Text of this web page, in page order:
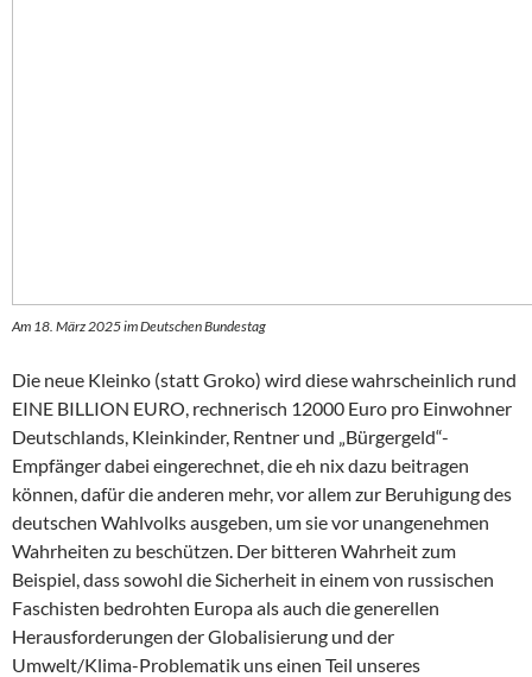
Am 18. März 2025 im Deutschen Bundestag
Die neue Kleinko (statt Groko) wird diese wahrscheinlich rund
EINE BILLION EURO, rechnerisch 12000 Euro pro Einwohner
Deutschlands, Kleinkinder, Rentner und „Bürgergeld“-
Empfänger dabei eingerechnet, die eh nix dazu beitragen
können, dafür die anderen mehr, vor allem zur Beruhigung des
deutschen Wahlvolks ausgeben, um sie vor unangenehmen
Wahrheiten zu beschützen. Der bitteren Wahrheit zum
Beispiel, dass sowohl die Sicherheit in einem von russischen
Faschisten bedrohten Europa als auch die generellen
Herausforderungen der Globalisierung und der
Umwelt/Klima-Problematik uns einen Teil unseres